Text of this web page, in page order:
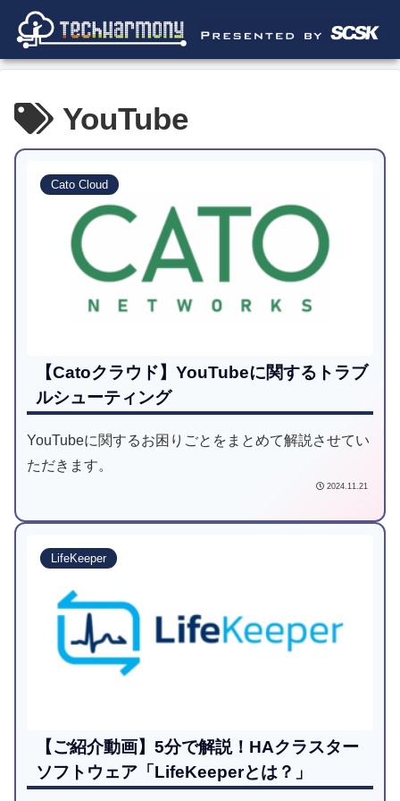
YouTube
Cato Cloud
【Catoクラウド】YouTubeに関するトラブ
ルシューティング
YouTubeに関するお困りごとをまとめて解説させてい
ただきます。
2024.11.21
LifeKeeper
【ご紹介動画】5分で解説！HAクラスター
ソフトウェア「LifeKeeperとは？」